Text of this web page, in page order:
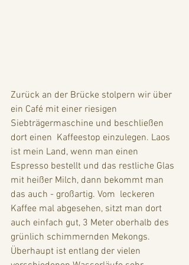
Zurück an der Brücke stolpern wir über
ein Café mit einer riesigen
Siebträgermaschine und beschließen
dort einen  Kaffeestop einzulegen. Laos
ist mein Land, wenn man einen
Espresso bestellt und das restliche Glas
mit heißer Milch, dann bekommt man
das auch - großartig. Vom  leckeren
Kaffee mal abgesehen, sitzt man dort
auch einfach gut, 3 Meter oberhalb des
grünlich schimmernden Mekongs.
Überhaupt ist entlang der vielen